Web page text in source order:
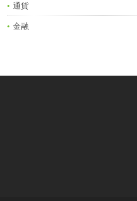
通貨
金融